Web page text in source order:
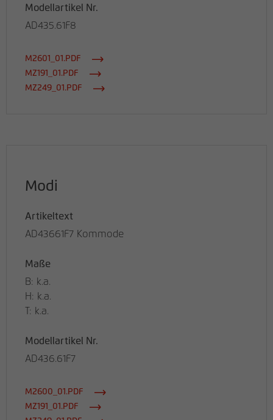
Modellartikel Nr.
AD435.61F8
M2601_01.PDF
MZ191_01.PDF
MZ249_01.PDF
Modi
Artikeltext
AD43661F7 Kommode
Maße
B: k.a.
H: k.a.
T: k.a.
Modellartikel Nr.
AD436.61F7
M2600_01.PDF
MZ191_01.PDF